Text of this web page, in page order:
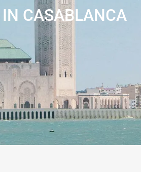
IN CASABLANCA